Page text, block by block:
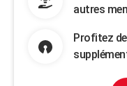
autres
Profitez